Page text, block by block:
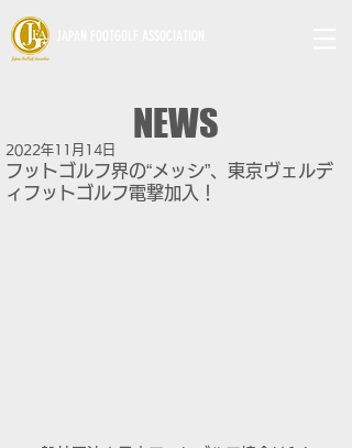
NEWS
フットゴルフ界の“メッシ”、東京ヴェルデ
ィフットゴルフ電撃加入！
2022年11月14日